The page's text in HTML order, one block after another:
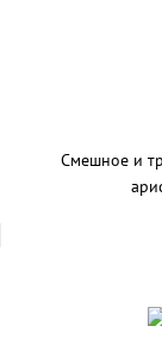
Смешное и